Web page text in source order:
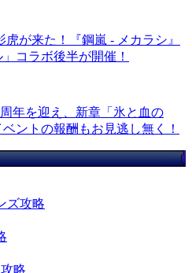
が来た！『鋼嵐 - メカラシ』
コラボ後半が開催！
年を迎え、新章「氷と血の
ントの報酬もお見逃し無く！
ズ攻略
略